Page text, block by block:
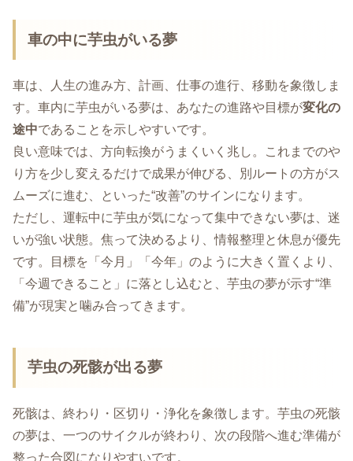
車の中に芋虫がいる夢
車は、人生の進み方、計画、仕事の進行、移動を象徴しま
す。車内に芋虫がいる夢は、あなたの進路や目標が変化の
途中であることを示しやすいです。
良い意味では、方向転換がうまくいく兆し。これまでのや
り方を少し変えるだけで成果が伸びる、別ルートの方がス
ムーズに進む、といった“改善”のサインになります。
ただし、運転中に芋虫が気になって集中できない夢は、迷
いが強い状態。焦って決めるより、情報整理と休息が優先
です。目標を「今月」「今年」のように大きく置くより、
「今週できること」に落とし込むと、芋虫の夢が示す“準
備”が現実と噛み合ってきます。
芋虫の死骸が出る夢
死骸は、終わり・区切り・浄化を象徴します。芋虫の死骸
の夢は、一つのサイクルが終わり、次の段階へ進む準備が
整った合図になりやすいです。